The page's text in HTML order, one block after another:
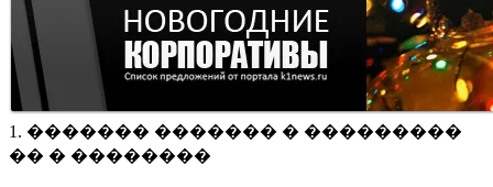
1. ������� ������� � ���������
�� � ��������